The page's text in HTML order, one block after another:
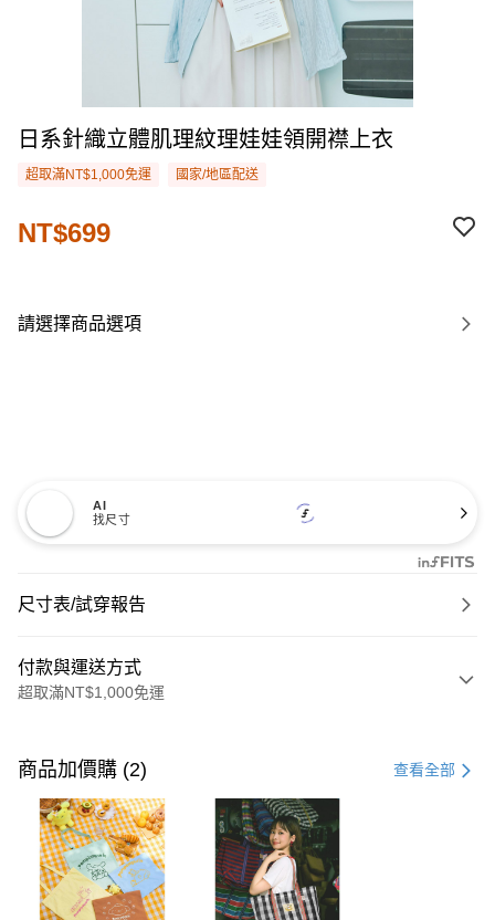
日系針織立體肌理紋理娃娃領開襟上衣
超取滿NT$1,000免運 國家/地區配送
NT$699
請選擇商品選項
AI
找尺寸
尺寸表/試穿報告
付款與運送方式
超取滿NT$1,000免運
信用卡一次付款
購物金
超商取貨付款
LINE Pay
商品加價購 (2) 查看全部